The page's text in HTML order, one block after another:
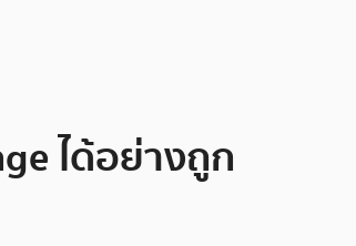
ได้อย่างถูก